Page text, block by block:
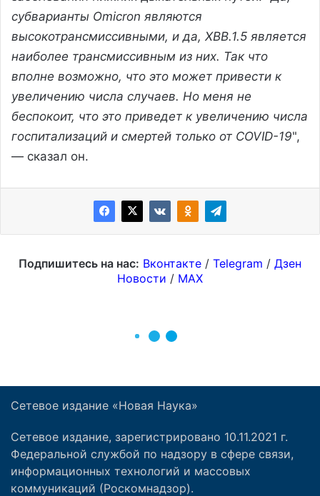
Сетевое издание «Новая Наука»
Сетевое издание, зарегистрировано 10.11.2021 г.
Федеральной службой по надзору в сфере связи,
информационных технологий и массовых
коммуникаций (Роскомнадзор).